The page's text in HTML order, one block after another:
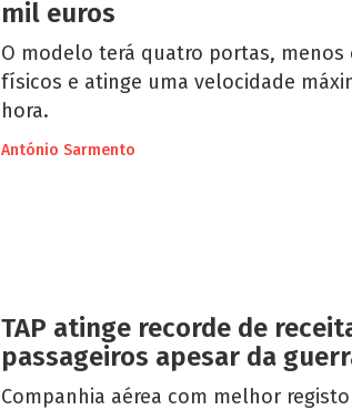
mil euros
O modelo terá quatro portas, menos
físicos e atinge uma velocidade
hora.
António Sarmento
TAP atinge recorde de
passageiros apesar da
Companhia aérea com melhor